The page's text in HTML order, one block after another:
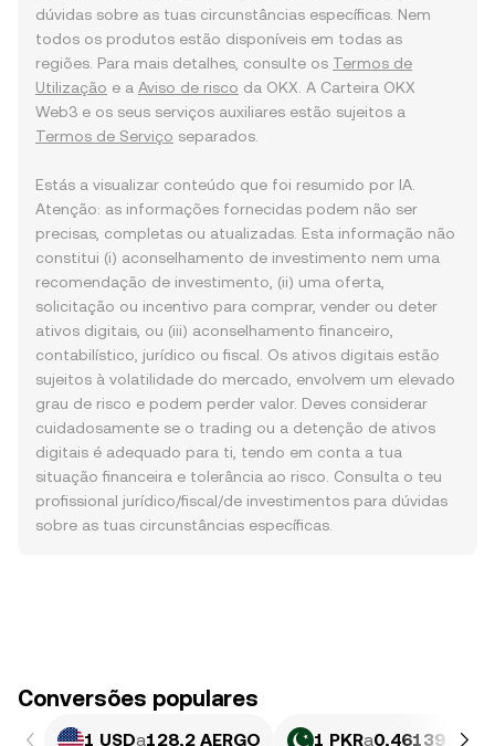
dúvidas sobre as tuas circunstâncias específicas. Nem
todos os produtos estão disponíveis em todas as
regiões. Para mais detalhes, consulte os Termos de
Utilização e a Aviso de risco da OKX. A Carteira OKX
Web3 e os seus serviços auxiliares estão sujeitos a
Termos de Serviço separados.
Estás a visualizar conteúdo que foi resumido por IA.
Atenção: as informações fornecidas podem não ser
precisas, completas ou atualizadas. Esta informação não
constitui (i) aconselhamento de investimento nem uma
recomendação de investimento, (ii) uma oferta,
solicitação ou incentivo para comprar, vender ou deter
ativos digitais, ou (iii) aconselhamento financeiro,
contabilístico, jurídico ou fiscal. Os ativos digitais estão
sujeitos à volatilidade do mercado, envolvem um elevado
grau de risco e podem perder valor. Deves considerar
cuidadosamente se o trading ou a detenção de ativos
digitais é adequado para ti, tendo em conta a tua
situação financeira e tolerância ao risco. Consulta o teu
profissional jurídico/fiscal/de investimentos para dúvidas
sobre as tuas circunstâncias específicas.
Conversões populares
1 USDa128,2 AERGO 1 PKRa0,46139